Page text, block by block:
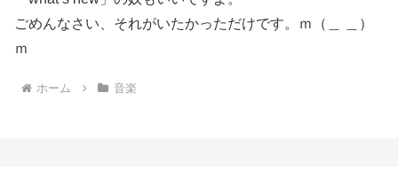
ごめんなさい、それがいたかっただけです。ｍ（＿ ＿）
ｍ
ホーム 音楽